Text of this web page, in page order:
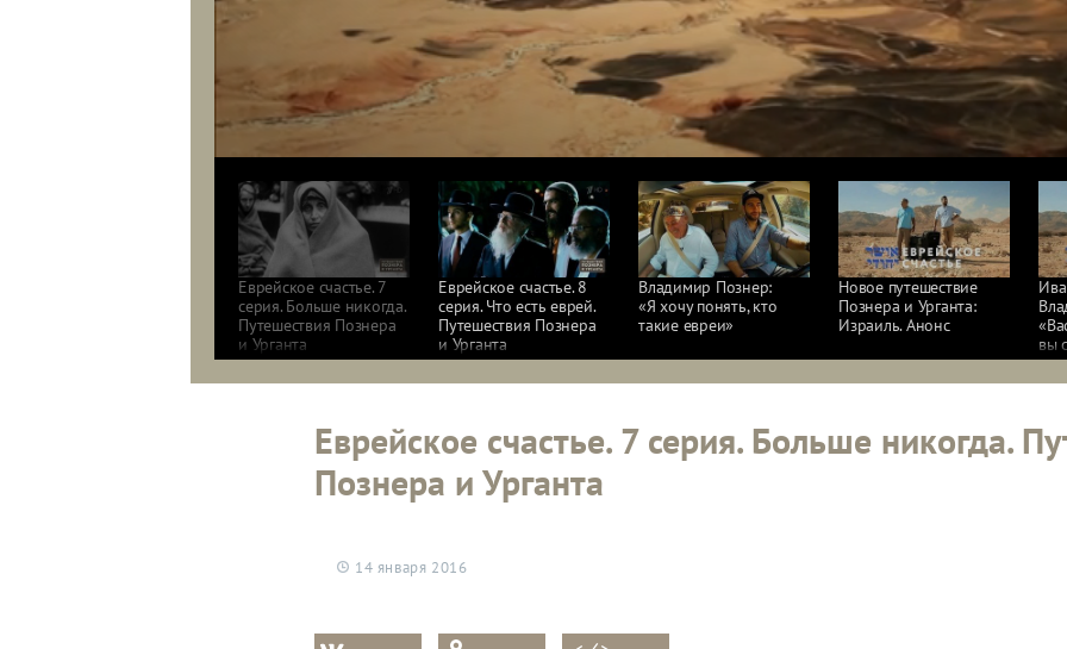
Еврейское счастье. 7
серия. Больше никогда.
Путешествия Познера
и Урганта
Еврейское счастье. 8
серия. Что есть еврей.
Путешествия Познера
и Урганта
Владимир Познер:
«Я хочу понять, кто
такие евреи»
Новое путешествие
Познера и Урганта:
Израиль. Анонс
вы
Еврейское счастье. 7 серия. Больше никогда.
Познера и Урганта
14 января 2016